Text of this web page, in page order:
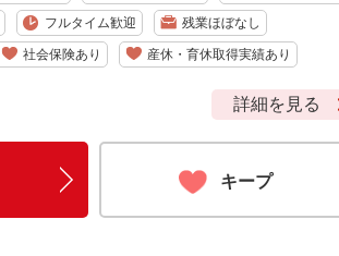
フルタイム歓迎 残業ほぼなし
社会保険あり 産休・育休取得実績あり
詳細を見る
キープ